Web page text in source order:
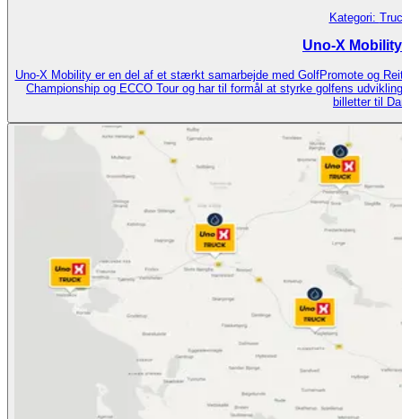
Kategori:
Uno‑X
Uno‑X Mobility er en del af et stærkt samarbejde med GolfPromote og
Championship og ECCO Tour og har til formål at styrke golfens udvikling og tilgængelighed i Danmark. Som en
billetter til